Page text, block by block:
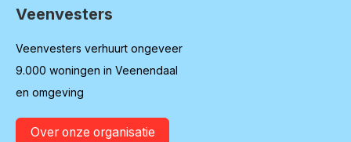
Contactinformatie
Veenvesters
Veenvesters verhuurt ongeveer
9.000 woningen in Veenendaal
en omgeving
Over onze organisatie